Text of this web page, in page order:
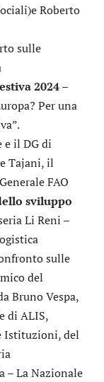
Roberto
sulle
2024–
Per una
il DG di
Tajani, il
FAO
sviluppo
Li Reni –
sulle
del
Bruno Vespa,
di ALIS,
Istituzioni, del
– La Nazionale